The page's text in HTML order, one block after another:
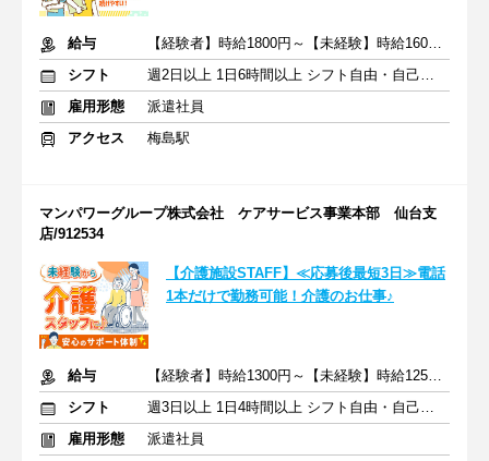
給与
【経験者】時給1800円～【未経験】時給1600円～ ※交通費全額
シフト
週2日以上 1日6時間以上 シフト自由・自己申告
雇用形態
派遣社員
アクセス
梅島駅
マンパワーグループ株式会社 ケアサービス事業本部 仙台支
店/912534
【介護施設STAFF】≪応募後最短3日≫電話
1本だけで勤務可能！介護のお仕事♪
給与
【経験者】時給1300円～【未経験】時給1250円～ ※交通費全額
シフト
週3日以上 1日4時間以上 シフト自由・自己申告
雇用形態
派遣社員